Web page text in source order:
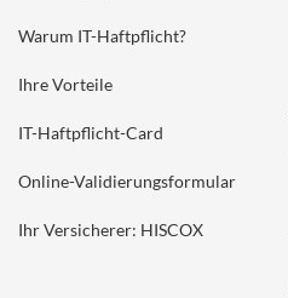
Warum IT-Haftpflicht?
Ihre Vorteile
IT-Haftpflicht-Card
Online-Validierungsformular
Ihr Versicherer: HISCOX